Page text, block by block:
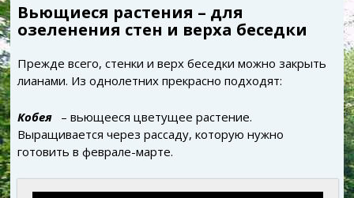
Вьющиеся растения – для
озеленения стен и верха беседки
Прежде всего, стенки и верх беседки можно закрыть
лианами. Из однолетних прекрасно подходят:
Кобея
– вьющееся цветущее растение.
Выращивается через рассаду, которую нужно
готовить в феврале-марте.